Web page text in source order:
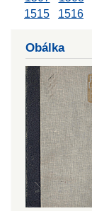
1515
1516
Obálka